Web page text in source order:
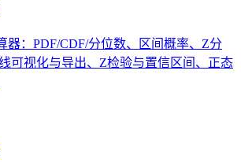
器：PDF/CDF/分位数、区间概率、Z分
可视化与导出、Z检验与置信区间、正态